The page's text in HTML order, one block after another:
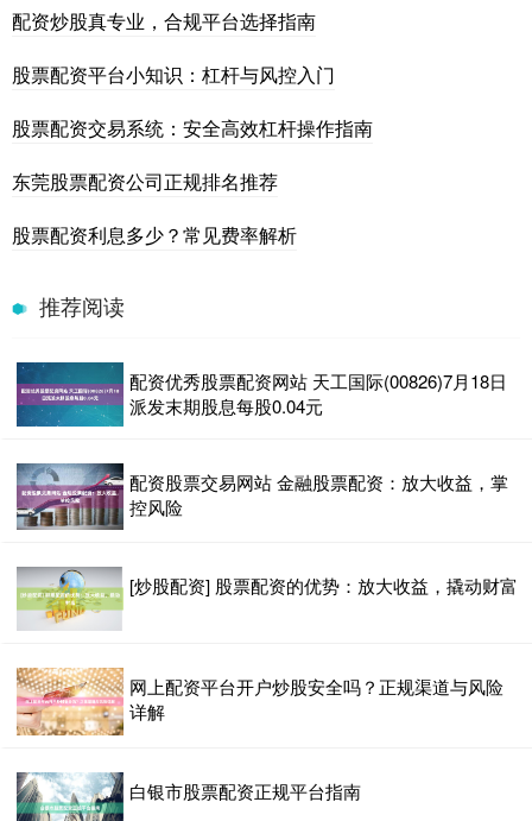
配资炒股真专业，合规平台选择指南
股票配资平台小知识：杠杆与风控入门
股票配资交易系统：安全高效杠杆操作指南
东莞股票配资公司正规排名推荐
股票配资利息多少？常见费率解析
推荐阅读
配资优秀股票配资网站 天工国际(00826)7月18日
派发末期股息每股0.04元
配资股票交易网站 金融股票配资：放大收益，掌
控风险
[炒股配资] 股票配资的优势：放大收益，撬动财富
网上配资平台开户炒股安全吗？正规渠道与风险
详解
白银市股票配资正规平台指南